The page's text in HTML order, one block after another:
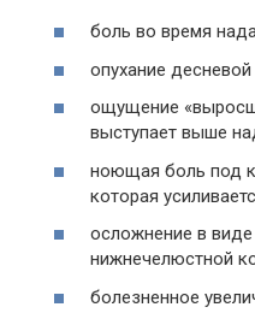
боль во время
опухание
ощущение
выступает выше
ноющая боль под
которая
осложнение в
нижнечелюстной
болезненное